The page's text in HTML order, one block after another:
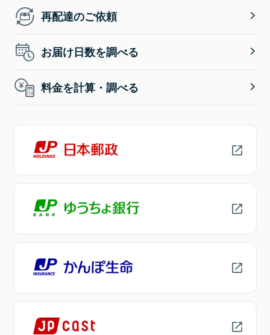
再配達のご依頼
お届け日数を調べる
料金を計算・調べる